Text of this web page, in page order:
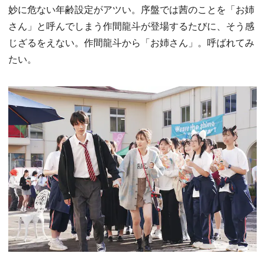
妙に危ない年齢設定がアツい。序盤では茜のことを「お姉
さん」と呼んでしまう作間龍斗が登場するたびに、そう感
じざるをえない。作間龍斗から「お姉さん」。呼ばれてみ
たい。